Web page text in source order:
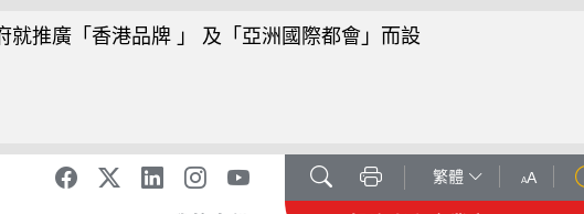
就推廣「香港品牌 」 及「亞洲國際都會」而設
繁體 AA